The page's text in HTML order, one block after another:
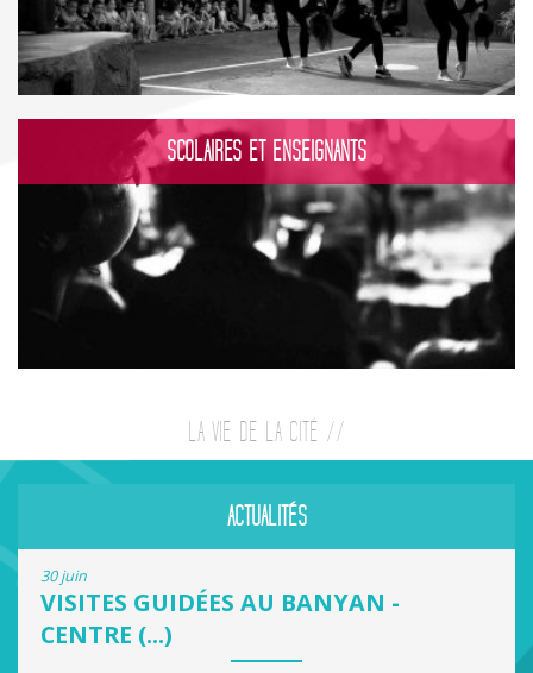
SCOLAIRES ET ENSEIGNANTS
LA VIE DE LA CITÉ //
ACTUALITÉS
30 juin
VISITES GUIDÉES AU BANYAN -
CENTRE (...)